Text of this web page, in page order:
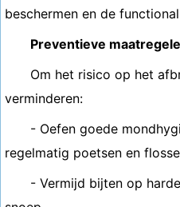
beschermen en de
Preventieve
Om het risico op het
verminderen:
- Oefen goede
regelmatig poetsen en
- Vermijd bijten op